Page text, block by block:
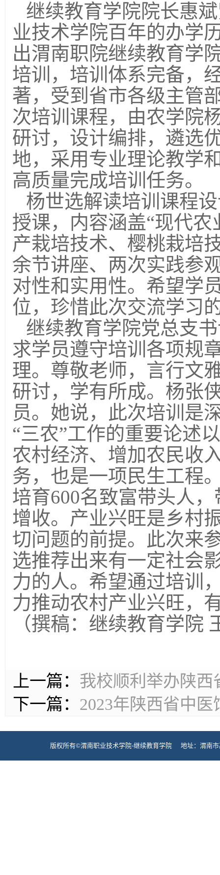
继续教育学院院长惠
业技术学院百年的办学
出渭南职院继续教育学
培训，培训体系完备，
著，受到省市各级主管
次培训课程，由农学院
研讨，设计编排，遴选
地，采用专业理论教学
高质量完成培训任务。
杨世选解读培训课程
授课，内容涵盖“现代
产栽培技术、樱桃栽培
余节讲座、两次实践参
对性和实用性。希望学
位，珍惜此次交流学习
继续教育学院党总支
求学员遵守培训各项规
理。尊敬老师，言行文
研讨，学有所成。杨张
员。她说，此次培训是
“三农”工作的重要论述
农村经济、增加农民收
务，也是一项民生工程
培育600名致富带头人
增收。产业兴旺是乡村
切问题的前提。此次来
选推荐出来有一定社会
力的人。希望通过培训
力推动农村产业兴旺，
（撰稿：继续教育学院
上一篇： 我校顺利举办陕西
下一篇： 2023年陕西省中
版权所有©渭南职业技术学院-继续教育学院 地址：渭南